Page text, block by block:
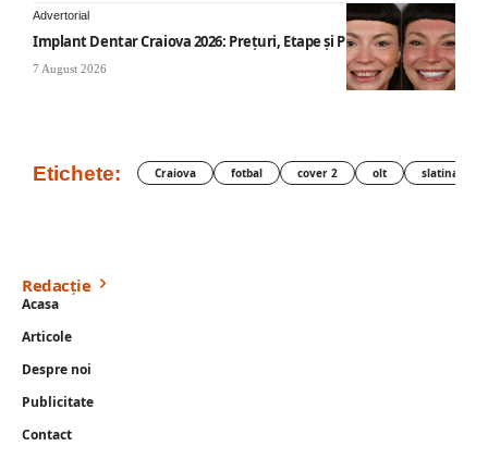
Advertorial
Implant Dentar Craiova 2026: Preţuri, Etape şi Plata în Rate
7 August 2026
Etichete: Craiova fotbal cover 2 olt slatina
Redacție
Acasa
Articole
Despre noi
Publicitate
Contact